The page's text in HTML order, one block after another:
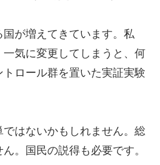
が増えてきています。私
気に変更してしまうと、何
ロール群を置いた実証実験
はないかもしれません。総
。国民の説得も必要です。